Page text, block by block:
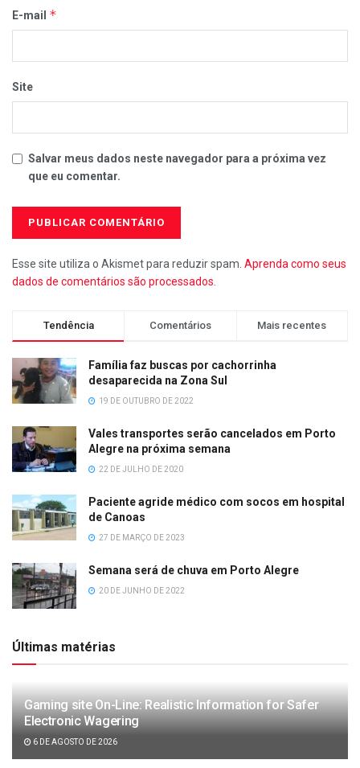
E-mail *
Site
Salvar meus dados neste navegador para a próxima vez
que eu comentar.
Esse site utiliza o Akismet para reduzir spam. Aprenda como seus
dados de comentários são processados.
Tendência Comentários Mais recentes
Família faz buscas por cachorrinha
desaparecida na Zona Sul
19 DE OUTUBRO DE 2022
Vales transportes serão cancelados em Porto
Alegre na próxima semana
22 DE JULHO DE 2020
Paciente agride médico com socos em hospital
de Canoas
27 DE MARÇO DE 2023
Semana será de chuva em Porto Alegre
20 DE JUNHO DE 2022
Últimas matérias
Gaming site On-Line: Realistic Information for Safer
Electronic Wagering
6 DE AGOSTO DE 2026